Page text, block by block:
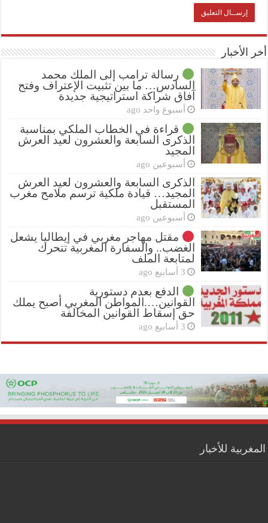
أخر الأخبار
رسالة ترامب إلى الملك محمد
السادس… ما بين تثبيت الإعتراف وفتح
آفاق شراكة استراتيجية جديدة
أسبوع واحد ago
قراءة في الخطاب الملكي بمناسبة
الذكرى السابعة والعشرون لعيد العرش
المجيد
أسبوعين ago
الذكرى السابعة والعشرون لعيد العرش
المجيد… قيادة ملكية ترسم ملامح مغرب
المستقبل
أسبوعين ago
مقتل مهاجر مغربي في إيطاليا يشعل
الغضب.. والسفارة المغربية تتحرك
لمتابعة الملف
3 أسابيع ago
الدفع بعدم دستورية
القوانين….المواطن المغربي أصبح يملك
حق إسقاط القوانين المخالفة
3 أسابيع ago
المغربية للأخبار